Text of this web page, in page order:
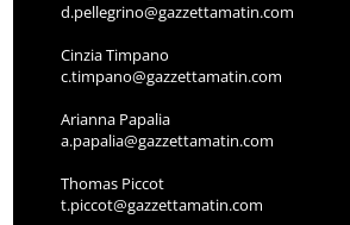
d.pellegrino@gazzettamatin.com
Cinzia Timpano
c.timpano@gazzettamatin.com
Arianna Papalia
a.papalia@gazzettamatin.com
Thomas Piccot
t.piccot@gazzettamatin.com